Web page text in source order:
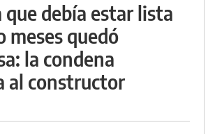
que debía estar lista
meses quedó
la condena
al constructor